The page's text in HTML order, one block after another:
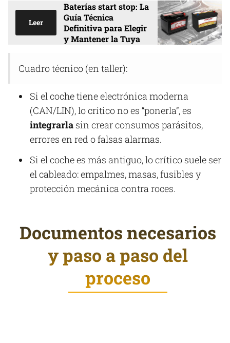
Leer
Baterías start stop: La
Guía Técnica
Definitiva para Elegir
y Mantener la Tuya
Cuadro técnico (en taller):
Si el coche tiene electrónica moderna
(CAN/LIN), lo crítico no es “ponerla”, es
integrarla sin crear consumos parásitos,
errores en red o falsas alarmas.
Si el coche es más antiguo, lo crítico suele ser
el cableado: empalmes, masas, fusibles y
protección mecánica contra roces.
Documentos necesarios
y paso a paso del
proceso